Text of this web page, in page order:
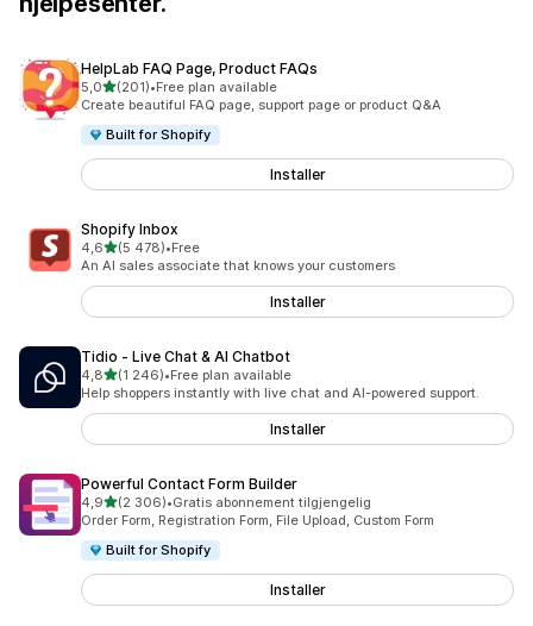
HelpLab FAQ Page, Product FAQs
5,0av 5 stjerner
(201)
Totalt 201 omtaler
•Free plan available
Create beautiful FAQ page, support page or product Q&A
Built for Shopify
Installer
Shopify Inbox
4,6av 5 stjerner
(5 478)
Totalt 5478 omtaler
•Free
An AI sales associate that knows your customers
Installer
Tidio ‑ Live Chat & AI Chatbot
4,8av 5 stjerner
(1 246)
Totalt 1246 omtaler
•Free plan available
Help shoppers instantly with live chat and AI-powered support.
Installer
Powerful Contact Form Builder
4,9av 5 stjerner
(2 306)
Totalt 2306 omtaler
•Gratis abonnement tilgjengelig
Order Form, Registration Form, File Upload, Custom Form
Built for Shopify
Installer